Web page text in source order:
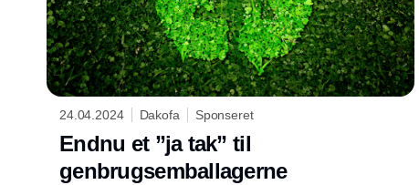
24.04.2024 Dakofa Sponseret
Endnu et ”ja tak” til
genbrugsemballagerne